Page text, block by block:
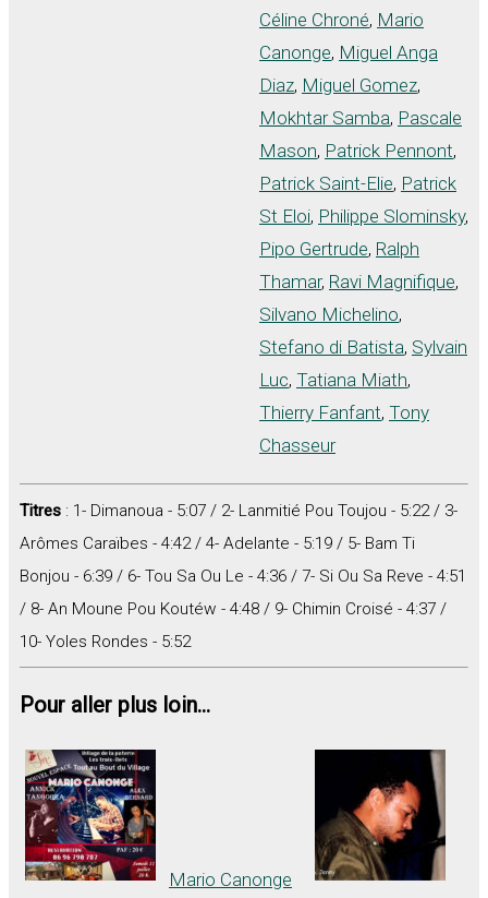
Céline Chroné, Mario
Canonge, Miguel Anga
Diaz, Miguel Gomez,
Mokhtar Samba, Pascale
Mason, Patrick Pennont,
Patrick Saint-Elie, Patrick
St Eloi, Philippe Slominsky,
Pipo Gertrude, Ralph
Thamar, Ravi Magnifique,
Silvano Michelino,
Stefano di Batista, Sylvain
Luc, Tatiana Miath,
Thierry Fanfant, Tony
Chasseur
Titres : 1- Dimanoua - 5:07 / 2- Lanmitié Pou Toujou - 5:22 / 3-
Arômes Caraïbes - 4:42 / 4- Adelante - 5:19 / 5- Bam Ti
Bonjou - 6:39 / 6- Tou Sa Ou Le - 4:36 / 7- Si Ou Sa Reve - 4:51
/ 8- An Moune Pou Koutéw - 4:48 / 9- Chimin Croisé - 4:37 /
10- Yoles Rondes - 5:52
Pour aller plus loin...
Mario Canonge